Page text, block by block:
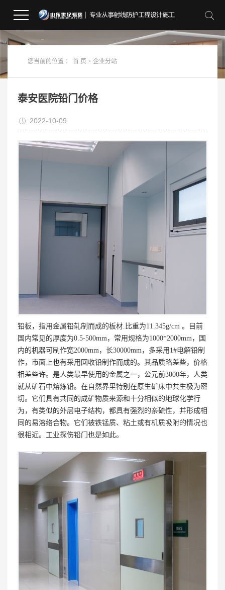
您当前的位置 ： 首 页 > 企业分站
泰安医院铅门价格
2022-10-09
铅板，指用金属铅轧制而成的板材.比重为11.345g/cm 。目前
国内常见的厚度为0.5-500mm，常用规格为1000*2000mm，国
内的机器可制作宽2000mm，长30000mm，多采用1#电解铅制
作，市面上也有采用回收铅制作而成的。其品质略差些，价格
相差些许。是人类最早使用的金属之一，公元前3000年，人类
就从矿石中熔炼铅。在自然界里特别在原生矿床中共生极为密
切。它们具有共同的成矿物质来源和十分相似的地球化学行
为，有类似的外层电子结构，都具有强烈的亲硫性，并形成相
同的易溶络合物。它们被铁锰质、粘土或有机质吸附的情况也
很相近。工业探伤铅门也是如此。